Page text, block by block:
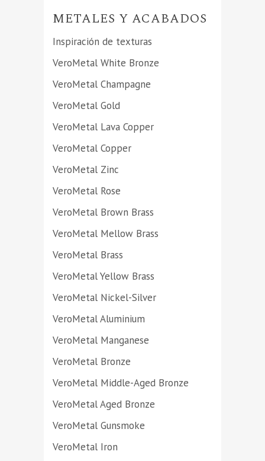
METALES Y ACABADOS
Inspiración de texturas
VeroMetal White Bronze
VeroMetal Champagne
VeroMetal Gold
VeroMetal Lava Copper
VeroMetal Copper
VeroMetal Zinc
VeroMetal Rose
VeroMetal Brown Brass
VeroMetal Mellow Brass
VeroMetal Brass
VeroMetal Yellow Brass
VeroMetal Nickel-Silver
VeroMetal Aluminium
VeroMetal Manganese
VeroMetal Bronze
VeroMetal Middle-Aged Bronze
VeroMetal Aged Bronze
VeroMetal Gunsmoke
VeroMetal Iron